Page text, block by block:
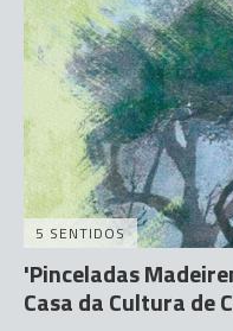
5 SENTIDOS
'Pinceladas
Casa da Cultura de